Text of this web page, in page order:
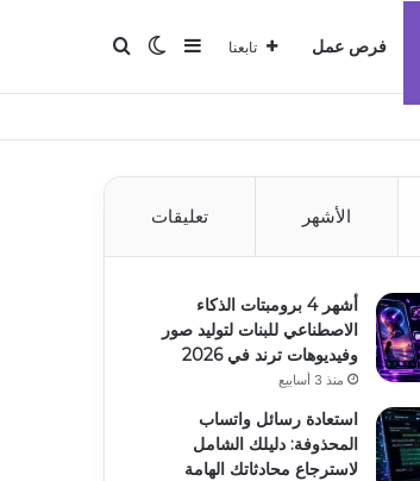
فرص عمل تابعنا إضافة عمود جانبي
الوضع المظلم
بحث عن
الأشهر تعليقات
أشهر 4 برومبتات الذكاء
الاصطناعي للبنات لتوليد صور
وفيديوهات ترند في 2026
منذ 3 أسابيع
استعادة رسائل واتساب
المحذوفة: دليلك الشامل
لاسترجاع محادثاتك الهامة